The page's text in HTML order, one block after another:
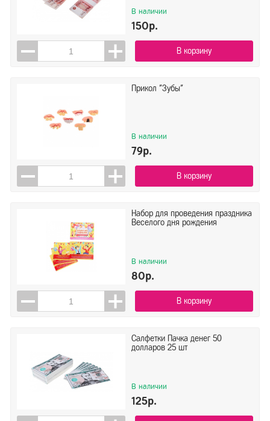
В наличии
150р.
В корзину
Прикол "Зубы"
В наличии
79р.
В корзину
Набор для проведения праздника
Веселого дня рождения
В наличии
80р.
В корзину
Салфетки Пачка денег 50
долларов 25 шт
В наличии
125р.